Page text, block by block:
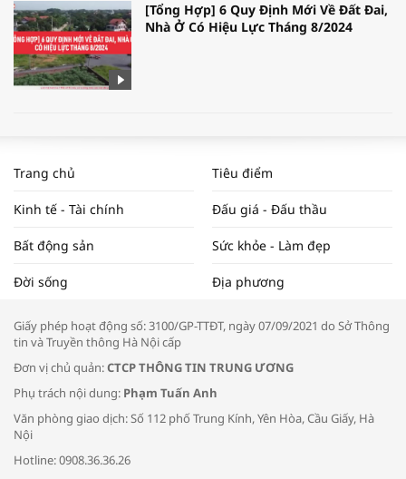
[Tổng Hợp] 6 Quy Định Mới Về Đất Đai,
Nhà Ở Có Hiệu Lực Tháng 8/2024
NAM NĂM 2024 VÀ NĂM 2025 | NHỊP
ĐẬP THỊ TRƯỜNG #62
Tọa đàm “Xúc tiến thương mại: Khơi
Bác sĩ tư vấn cách phòng tránh bệnh
đường hô hấp trong thời tiết giao mùa
Trang chủ Tiêu điểm
Kinh tế - Tài chính Đấu giá - Đấu thầu
Bất động sản Sức khỏe - Làm đẹp
Đời sống Địa phương
Giấy phép hoạt động số: 3100/GP-TTĐT, ngày 07/09/2021 do Sở Thông
tin và Truyền thông Hà Nội cấp
Đơn vị chủ quản:CTCP THÔNG TIN TRUNG ƯƠNG
Phụ trách nội dung: Phạm Tuấn Anh
Văn phòng giao dịch: Số 112 phố Trung Kính, Yên Hòa, Cầu Giấy, Hà
Nội
Hotline: 0908.36.36.26